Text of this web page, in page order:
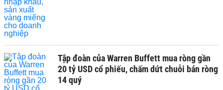
Tập đoàn của Warren Buffett mua ròng gần
20 tỷ USD cổ phiếu, chấm dứt chuỗi bán ròng
14 quý